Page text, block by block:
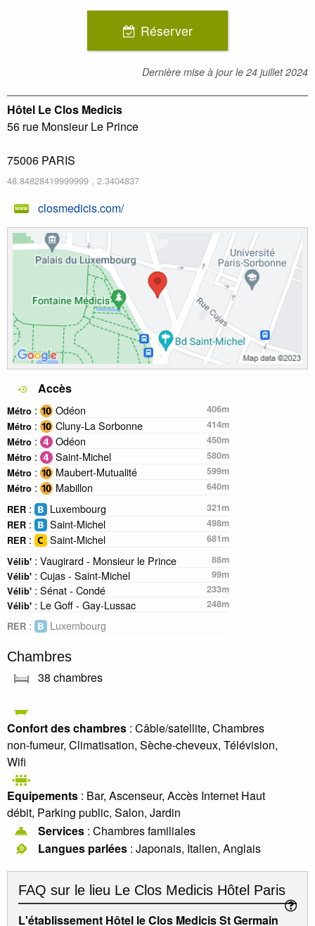
Réserver
Dernière mise à jour le 24 juillet 2024
Hôtel Le Clos Medicis
56 rue Monsieur Le Prince
75006 PARIS
48.84828419999999 , 2.3404837
closmedicis.com/
Accès
Métro : Odéon
406m
Métro : Cluny-La Sorbonne
414m
Métro : Odéon
450m
Métro : Saint-Michel
580m
Métro : Maubert-Mutualité
599m
Métro : Mabillon
640m
RER : Luxembourg
321m
RER : Saint-Michel
498m
RER : Saint-Michel
681m
Vélib' : Vaugirard - Monsieur le Prince
88m
Vélib' : Cujas - Saint-Michel
99m
Vélib' : Sénat - Condé
233m
Vélib' : Le Goff - Gay-Lussac
248m
RER : Luxembourg
Chambres
38 chambres
Confort des chambres : Câble/satellite, Chambres
non-fumeur, Climatisation, Sèche-cheveux, Télévision,
Wifi
Equipements : Bar, Ascenseur, Accès Internet Haut
débit, Parking public, Salon, Jardin
Services : Chambres familiales
Langues parlées : Japonais, Italien, Anglais
FAQ sur le lieu Le Clos Medicis Hôtel Paris
L'établissement Hôtel le Clos Medicis St Germain